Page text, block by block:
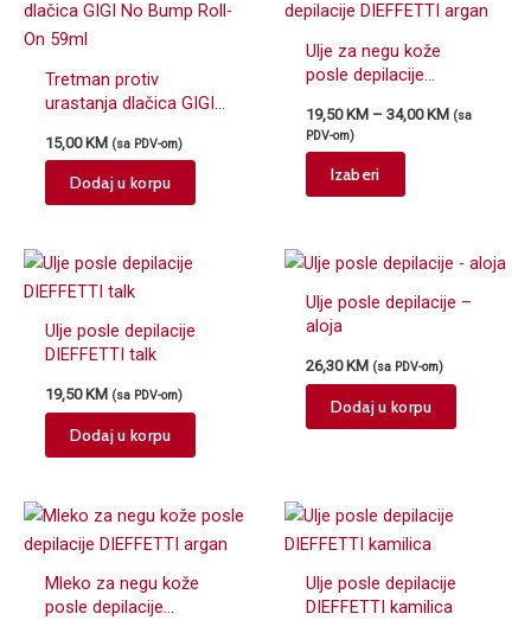
Tretman protiv
urastanja dlačica GIGI
15,00KM (sa PDV-om)
Dodaj u korpu
Ulje za negu kože
posle depilacije
19,50KM – 34,00KMPrice
(sa
PDV-om)
Izaberi
product
variants.
The
may
chosen
product
page
Ulje posle depilacije
DIEFFETTI talk
19,50 KM (sa PDV-om)
Dodaj u korpu
Ulje posle depilacije –
aloja
26,30 KM (sa PDV-om)
Dodaj u korpu
Mleko za negu kože
posle depilacije
Ulje posle depilacije
DIEFFETTI kamilica